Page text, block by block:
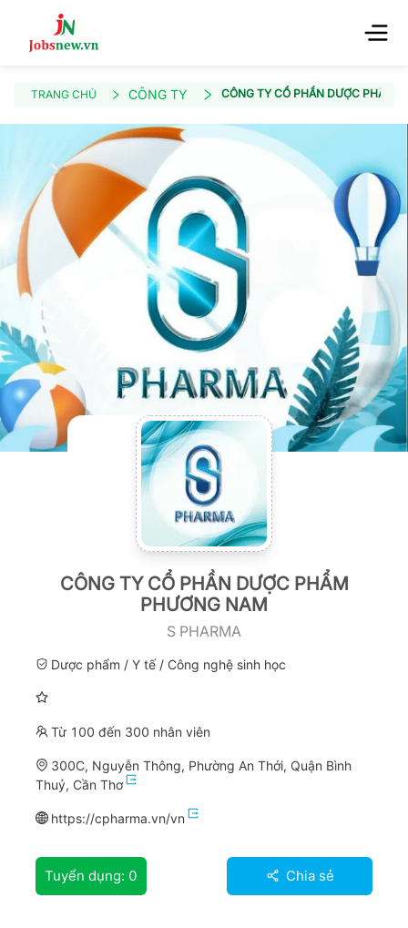
TRANG CHỦ CÔNG TY CÔNG TY CỔ PHẦN DƯỢC PHẨM
CÔNG TY CỔ PHẦN DƯỢC PHẨM
PHƯƠNG NAM
S PHARMA
Dược phẩm / Y tế / Công nghệ sinh học
Từ 100 đến 300 nhân viên
300C, Nguyễn Thông, Phường An Thới, Quận Bình
Thuỷ, Cần Thơ
https://cpharma.vn/vn
Tuyển dụng: 0 Chia sẻ